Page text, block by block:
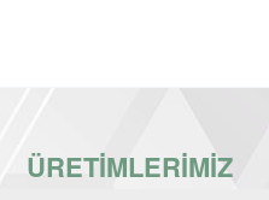
ÜRETİMLERİMİZ